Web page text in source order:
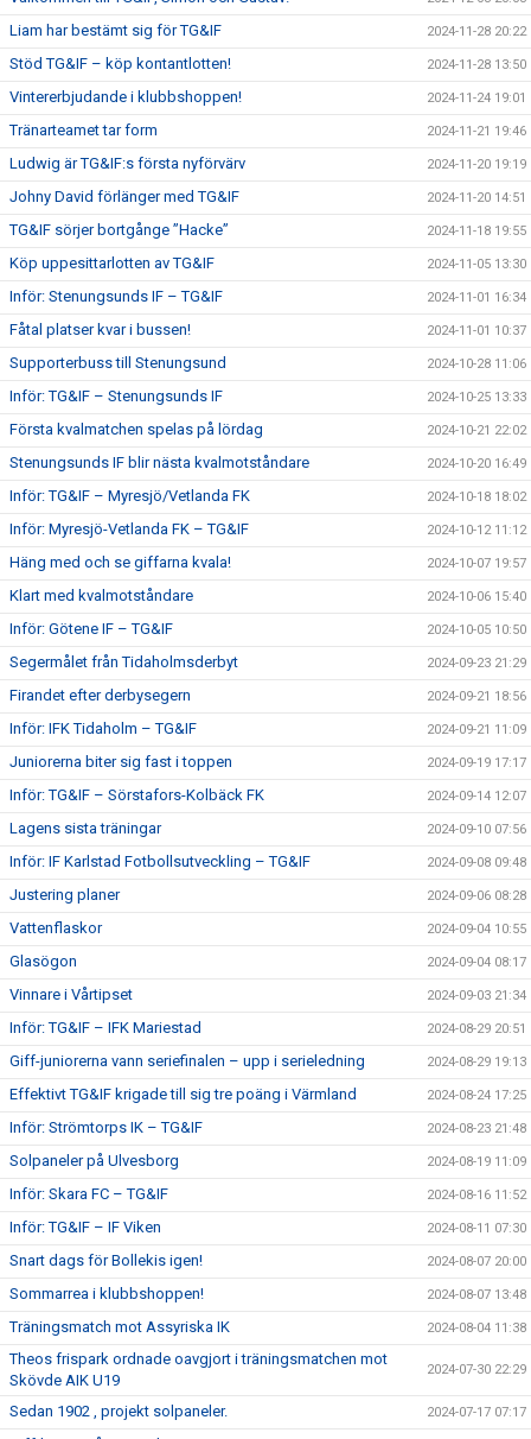
Liam har bestämt sig för TG&IF 2024-11-28 20:22
Stöd TG&IF – köp kontantlotten! 2024-11-28 13:50
Vintererbjudande i klubbshoppen! 2024-11-24 19:01
Tränarteamet tar form 2024-11-21 19:46
Ludwig är TG&IF:s första nyförvärv 2024-11-20 19:19
Johny David förlänger med TG&IF 2024-11-20 14:51
TG&IF sörjer bortgånge ”Hacke” 2024-11-18 19:55
Köp uppesittarlotten av TG&IF 2024-11-05 13:30
Inför: Stenungsunds IF – TG&IF 2024-11-01 16:34
Fåtal platser kvar i bussen! 2024-11-01 10:37
Supporterbuss till Stenungsund 2024-10-28 11:06
Inför: TG&IF – Stenungsunds IF 2024-10-25 13:33
Första kvalmatchen spelas på lördag 2024-10-21 22:02
Stenungsunds IF blir nästa kvalmotståndare 2024-10-20 16:49
Inför: TG&IF – Myresjö/Vetlanda FK 2024-10-18 18:02
Inför: Myresjö-Vetlanda FK – TG&IF 2024-10-12 11:12
Häng med och se giffarna kvala! 2024-10-07 19:57
Klart med kvalmotståndare 2024-10-06 15:40
Inför: Götene IF – TG&IF 2024-10-05 10:50
Segermålet från Tidaholmsderbyt 2024-09-23 21:29
Firandet efter derbysegern 2024-09-21 18:56
Inför: IFK Tidaholm – TG&IF 2024-09-21 11:09
Juniorerna biter sig fast i toppen 2024-09-19 17:17
Inför: TG&IF – Sörstafors-Kolbäck FK 2024-09-14 12:07
Lagens sista träningar 2024-09-10 07:56
Inför: IF Karlstad Fotbollsutveckling – TG&IF 2024-09-08 09:48
Justering planer 2024-09-06 08:28
Vattenflaskor 2024-09-04 10:55
Glasögon 2024-09-04 08:17
Vinnare i Vårtipset 2024-09-03 21:34
Inför: TG&IF – IFK Mariestad 2024-08-29 20:51
Giff-juniorerna vann seriefinalen – upp i serieledning 2024-08-29 19:13
Effektivt TG&IF krigade till sig tre poäng i Värmland 2024-08-24 17:25
Inför: Strömtorps IK – TG&IF 2024-08-23 21:48
Solpaneler på Ulvesborg 2024-08-19 11:09
Inför: Skara FC – TG&IF 2024-08-16 11:52
Inför: TG&IF – IF Viken 2024-08-11 07:30
Snart dags för Bollekis igen! 2024-08-07 20:00
Sommarrea i klubbshoppen! 2024-08-07 13:48
Träningsmatch mot Assyriska IK 2024-08-04 11:38
Theos frispark ordnade oavgjort i träningsmatchen mot
Skövde AIK U19
2024-07-30 22:29
Sedan 1902 , projekt solpaneler. 2024-07-17 07:17